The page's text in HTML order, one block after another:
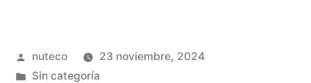
Publicada
por
nuteco
23 noviembre, 2024
Publicada
Sin categoría